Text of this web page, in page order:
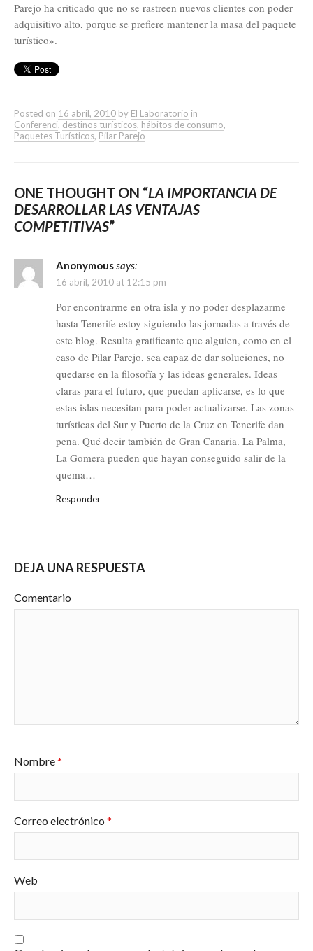
Parejo ha criticado que no se rastreen nuevos clientes con poder
adquisitivo alto, porque se prefiere mantener la masa del paquete
turístico».
Posted on 16 abril, 2010 by El Laboratorio in
Conferenci, destinos turísticos, hábitos de consumo,
Paquetes Turísticos, Pilar Parejo
ONE THOUGHT ON “LA IMPORTANCIA DE
DESARROLLAR LAS VENTAJAS
COMPETITIVAS”
Anonymoussays:
16 abril, 2010 at 12:15 pm
Por encontrarme en otra isla y no poder desplazarme
hasta Tenerife estoy siguiendo las jornadas a través de
este blog. Resulta gratificante que alguien, como en el
caso de Pilar Parejo, sea capaz de dar soluciones, no
quedarse en la filosofía y las ideas generales. Ideas
claras para el futuro, que puedan aplicarse, es lo que
estas islas necesitan para poder actualizarse. Las zonas
turísticas del Sur y Puerto de la Cruz en Tenerife dan
pena. Qué decir también de Gran Canaria. La Palma,
La Gomera pueden que hayan conseguido salir de la
quema…
Responder
DEJA UNA RESPUESTA
Comentario
Nombre*
Correo electrónico *
Web